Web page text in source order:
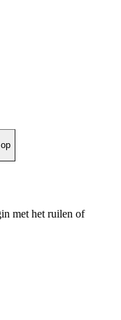
met het ruilen of